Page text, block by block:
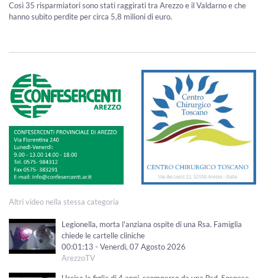
Così 35 risparmiatori sono stati raggirati tra Arezzo e il Valdarno e che
hanno subito perdite per circa 5,8 milioni di euro.
Altri video nella stessa categoria
Legionella, morta l'anziana ospite di una Rsa. Famiglia
chiede le cartelle cliniche
00:01:13 - Venerdì, 07 Agosto 2026
ArezzoTV